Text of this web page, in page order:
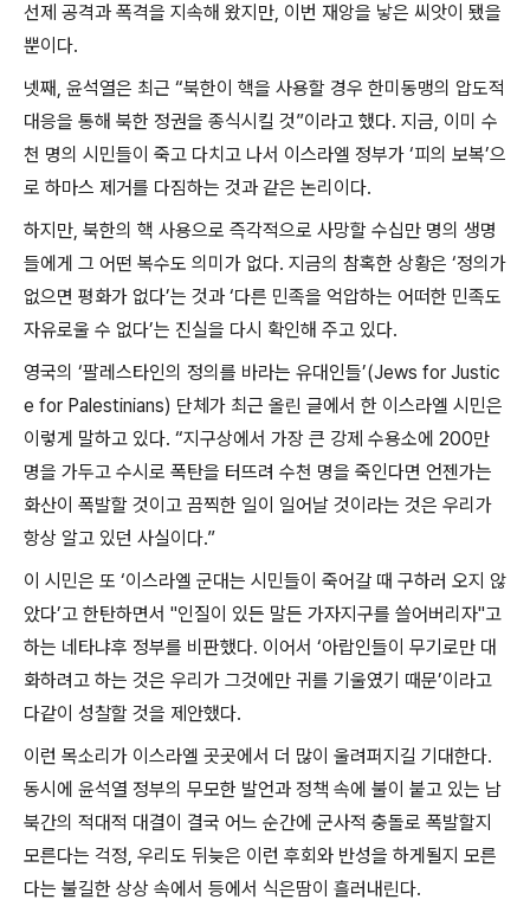
선제 공격과 폭격을 지속해 왔지만, 이번 재앙을 낳은 씨앗이 됐을
뿐이다.
넷째, 윤석열은 최근 “북한이 핵을 사용할 경우 한미동맹의 압도적
대응을 통해 북한 정권을 종식시킬 것”이라고 했다. 지금, 이미 수
천 명의 시민들이 죽고 다치고 나서 이스라엘 정부가 ‘피의 보복’으
로 하마스 제거를 다짐하는 것과 같은 논리이다.
하지만, 북한의 핵 사용으로 즉각적으로 사망할 수십만 명의 생명
들에게 그 어떤 복수도 의미가 없다. 지금의 참혹한 상황은 ‘정의가
없으면 평화가 없다’는 것과 ‘다른 민족을 억압하는 어떠한 민족도
자유로울 수 없다’는 진실을 다시 확인해 주고 있다.
영국의 ‘팔레스타인의 정의를 바라는 유대인들’(Jews for Justic
e for Palestinians) 단체가 최근 올린 글에서 한 이스라엘 시민은
이렇게 말하고 있다. “지구상에서 가장 큰 강제 수용소에 200만
명을 가두고 수시로 폭탄을 터뜨려 수천 명을 죽인다면 언젠가는
화산이 폭발할 것이고 끔찍한 일이 일어날 것이라는 것은 우리가
항상 알고 있던 사실이다.”
이 시민은 또 ‘이스라엘 군대는 시민들이 죽어갈 때 구하러 오지 않
았다’고 한탄하면서 "인질이 있든 말든 가자지구를 쓸어버리자"고
하는 네타냐후 정부를 비판했다. 이어서 ‘아랍인들이 무기로만 대
화하려고 하는 것은 우리가 그것에만 귀를 기울였기 때문’이라고
다같이 성찰할 것을 제안했다.
이런 목소리가 이스라엘 곳곳에서 더 많이 울려퍼지길 기대한다.
동시에 윤석열 정부의 무모한 발언과 정책 속에 불이 붙고 있는 남
북간의 적대적 대결이 결국 어느 순간에 군사적 충돌로 폭발할지
모른다는 걱정, 우리도 뒤늦은 이런 후회와 반성을 하게될지 모른
다는 불길한 상상 속에서 등에서 식은땀이 흘러내린다.